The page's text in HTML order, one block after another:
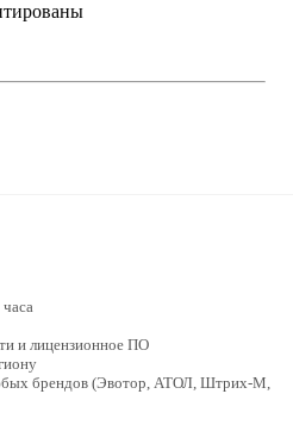
и лицензионное ПО
брендов (Эвотор, АТОЛ, Штрих-М,